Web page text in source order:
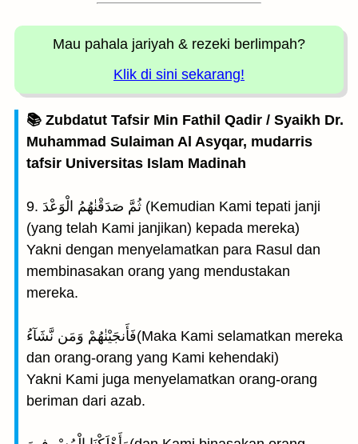
Mau pahala jariyah & rezeki berlimpah?
Klik di sini sekarang!
📚 Zubdatut Tafsir Min Fathil Qadir / Syaikh Dr.
Muhammad Sulaiman Al Asyqar, mudarris
tafsir Universitas Islam Madinah
9. ثُمَّ صَدَقْنٰهُمُ الْوَعْدَ (Kemudian Kami tepati janji
(yang telah Kami janjikan) kepada mereka)
Yakni dengan menyelamatkan para Rasul dan
membinasakan orang yang mendustakan
mereka.
فَأَنجَيْنٰهُمْ وَمَن نَّشَآءُ(Maka Kami selamatkan mereka
dan orang-orang yang Kami kehendaki)
Yakni Kami juga menyelamatkan orang-orang
beriman dari azab.